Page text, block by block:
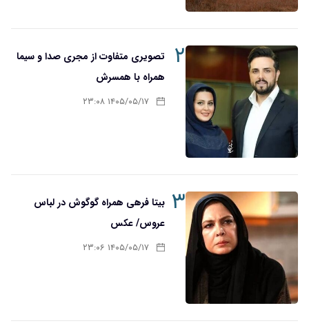
۲
تصویری متفاوت از مجری صدا و سیما
همراه با همسرش
۱۴۰۵/۰۵/۱۷ ۲۳:۰۸
۳ بیتا فرهی همراه گوگوش در لباس
عروس/ عکس
۱۴۰۵/۰۵/۱۷ ۲۳:۰۶